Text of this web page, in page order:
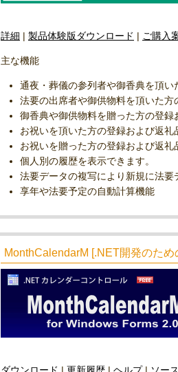
詳細 | 製品体験版ダウンロード | ご購入
主な機能
通夜・葬儀の参列者や御香典を頂い
法要の出席者や御供物料を頂いた方
御香典や御供物料を贈った方の登録
お祝いを頂いた方の登録および返礼
お祝いを贈った方の登録および返礼
個人別の履歴を表示できます。
法要データの複写により新規に法要
享年や法要予定の自動計算機能
MonthCalendarM [.NET開発のため